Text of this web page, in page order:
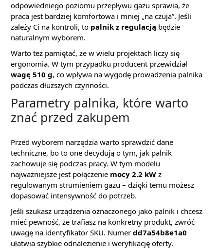
odpowiedniego poziomu przepływu gazu sprawia, że
praca jest bardziej komfortowa i mniej „na czuja”. Jeśli
zależy Ci na kontroli, to palnik z regulacją będzie
naturalnym wyborem.
Warto też pamiętać, że w wielu projektach liczy się
ergonomia. W tym przypadku producent przewidział
wagę 510 g, co wpływa na wygodę prowadzenia palnika
podczas dłuższych czynności.
Parametry palnika, które warto
znać przed zakupem
Przed wyborem narzędzia warto sprawdzić dane
techniczne, bo to one decydują o tym, jak palnik
zachowuje się podczas pracy. W tym modelu
najważniejsze jest połączenie mocy 2.2 kW z
regulowanym strumieniem gazu – dzięki temu możesz
dopasować intensywność do potrzeb.
Jeśli szukasz urządzenia oznaczonego jako palnik i chcesz
mieć pewność, że trafiasz na konkretny produkt, zwróć
uwagę na identyfikator SKU. Numer dd7a54b8e1a0
ułatwia szybkie odnalezienie i weryfikację oferty.